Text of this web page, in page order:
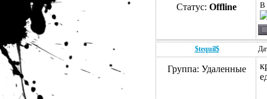
Статус: Offline В
$tequil$
Группа: Удаленные